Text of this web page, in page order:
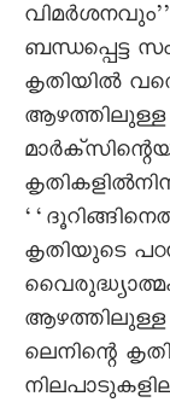
ബന്ധപ്പെട്ട
കൃതിയിൽ
ആഴത്തിലുള്ള
കൃതിയുടെ
ആഴത്തിലുള്ള
ലെനിന്റെ